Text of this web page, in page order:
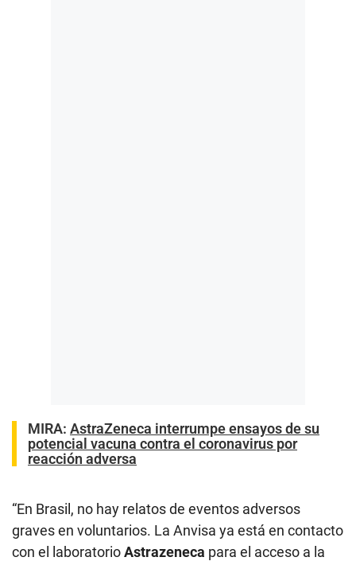
MIRA: AstraZeneca interrumpe ensayos de su
potencial vacuna contra el coronavirus por
reacción adversa
“En Brasil, no hay relatos de eventos adversos
graves en voluntarios. La Anvisa ya está en contacto
con el laboratorioAstrazeneca para el acceso a la